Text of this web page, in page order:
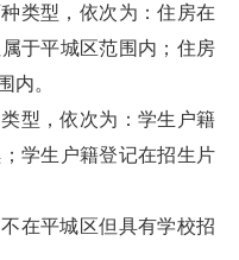
类型，依次为：住房在
于平城区范围内；住房
内。
型，依次为：学生户籍
学生户籍登记在招生片
在平城区但具有学校招